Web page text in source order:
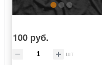
100 руб.
шт